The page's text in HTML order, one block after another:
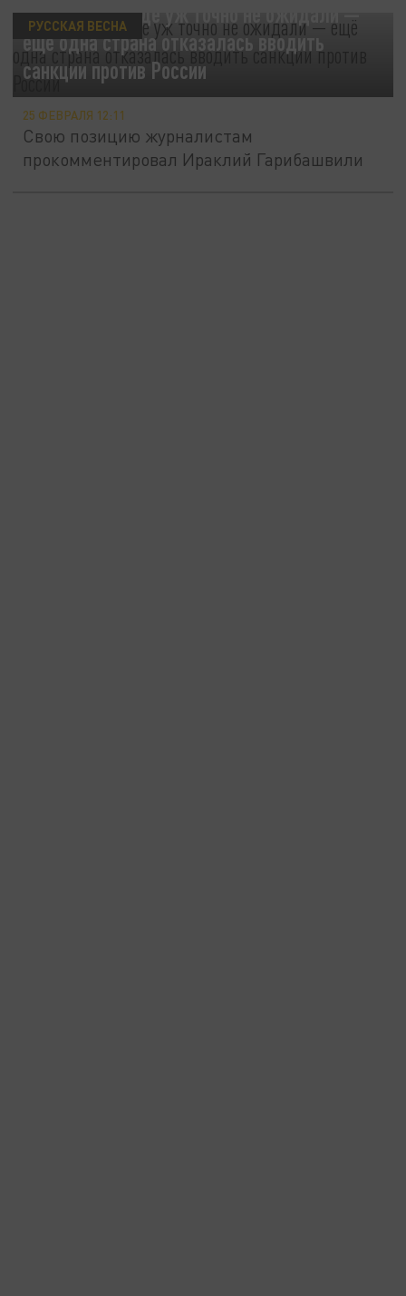
Такого на Западе уж точно не ожидали —
ещё одна страна отказалась вводить
санкции против России
РУССКАЯ ВЕСНА
25 ФЕВРАЛЯ 12:11
Свою позицию журналистам
прокомментировал Ираклий Гарибашвили